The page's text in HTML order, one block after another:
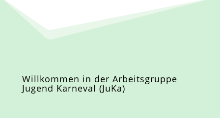
Willkommen in der Arbeitsgruppe
Jugend Karneval (JuKa)